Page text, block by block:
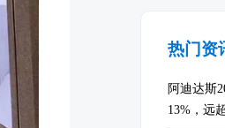
热门资
阿迪达斯
13%，远